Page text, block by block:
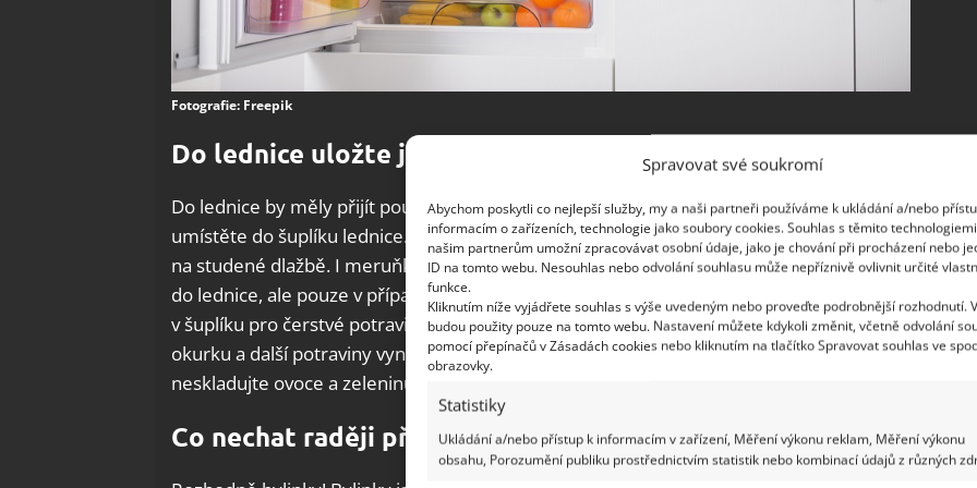
Spravovat své soukromí
Abychom poskytli co nejlepší služby, my a naši partneři používáme k ukládání a/nebo
informacím o zařízeních, technologie jako soubory cookies. Souhlas s těmito
našim partnerům umožní zpracovávat osobní údaje, jako je chování při procházení nebo
ID na tomto webu. Nesouhlas nebo odvolání souhlasu může nepříznivě ovlivnit určité
funkce.
Kliknutím níže vyjádřete souhlas s výše uvedeným nebo proveďte podrobnější rozhodnutí.
budou použity pouze na tomto webu. Nastavení můžete kdykoli změnit, včetně odvolání
pomocí přepínačů v Zásadách cookies nebo kliknutím na tlačítko Spravovat souhlas ve
obrazovky.
Statistiky
Ukládání a/nebo přístup k informacím v zařízení, Měření výkonu reklam, Měření výkonu
obsahu, Porozumění publiku prostřednictvím statistik nebo kombinací údajů z různých
Fotografie: Freepik
Do lednice uložte jen zralé a těkavé
Do lednice by měly přijít pouze plně uzrálé druhy ovoce a zeleniny. Vše, co je plně zralé,
umístěte do šuplíku lednice. To patří i pro ovoce, které se říká, že je nejlepší skladovat
na studené dlažbě. I meruňky, broskve, jahody, borůvky, jablka, hrušky a švestky patří
do lednice, ale pouze v případě, že jsou opravdu zralé. Zelenině je také dobře v lednici
v šuplíku pro čerstvé potraviny. Jen je nezapomeňte vyndat z původního obalu. Saláty,
okurku a další potraviny vyndejte z igelitu a umístěte je do lednice jen tak. Stejně tak
neskladujte ovoce a zeleninu v mikrotenových sáčkách.
Co nechat raději při pokojové teplotě